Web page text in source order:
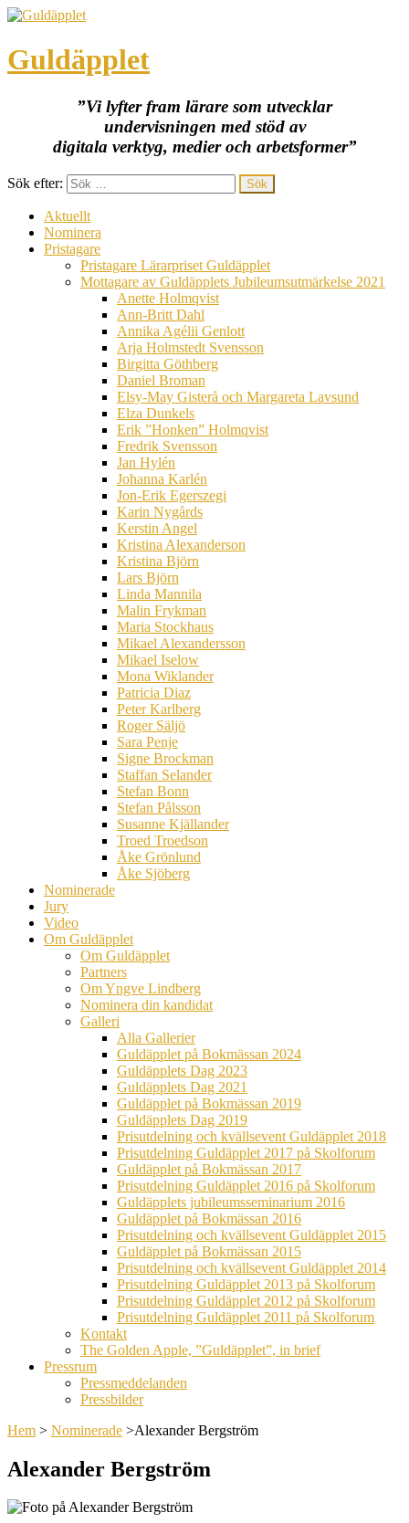
Guldäpplet
”Vi lyfter fram lärare som utvecklar
undervisningen med stöd av
digitala verktyg, medier och arbetsformer”
Sök efter:
Aktuellt
Nominera
Pristagare
Pristagare Lärarpriset Guldäpplet
Mottagare av Guldäpplets Jubileumsutmärkelse 2021
Anette Holmqvist
Ann-Britt Dahl
Annika Agélii Genlott
Arja Holmstedt Svensson
Birgitta Göthberg
Daniel Broman
Elsy-May Gisterå och Margareta Lavsund
Elza Dunkels
Erik ”Honken” Holmqvist
Fredrik Svensson
Jan Hylén
Johanna Karlén
Jon-Erik Egerszegi
Karin Nygårds
Kerstin Angel
Kristina Alexanderson
Kristina Björn
Lars Björn
Linda Mannila
Malin Frykman
Maria Stockhaus
Mikael Alexandersson
Mikael Iselow
Mona Wiklander
Patricia Diaz
Peter Karlberg
Roger Säljö
Sara Penje
Signe Brockman
Staffan Selander
Stefan Bonn
Stefan Pålsson
Susanne Kjällander
Troed Troedson
Åke Grönlund
Åke Sjöberg
Nominerade
Jury
Video
Om Guldäpplet
Om Guldäpplet
Partners
Om Yngve Lindberg
Nominera din kandidat
Galleri
Alla Gallerier
Guldäpplet på Bokmässan 2024
Guldäpplets Dag 2023
Guldäpplets Dag 2021
Guldäpplet på Bokmässan 2019
Guldäpplets Dag 2019
Prisutdelning och kvällsevent Guldäpplet 2018
Prisutdelning Guldäpplet 2017 på Skolforum
Guldäpplet på Bokmässan 2017
Prisutdelning Guldäpplet 2016 på Skolforum
Guldäpplets jubileumsseminarium 2016
Guldäpplet på Bokmässan 2016
Prisutdelning och kvällsevent Guldäpplet 2015
Guldäpplet på Bokmässan 2015
Prisutdelning och kvällsevent Guldäpplet 2014
Prisutdelning Guldäpplet 2013 på Skolforum
Prisutdelning Guldäpplet 2012 på Skolforum
Prisutdelning Guldäpplet 2011 på Skolforum
Kontakt
The Golden Apple, ”Guldäpplet”, in brief
Pressrum
Pressmeddelanden
Pressbilder
Hem > Nominerade >Alexander Bergström
Alexander Bergström